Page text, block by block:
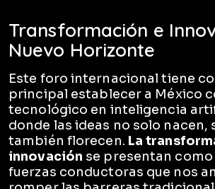
Transformación e
Nuevo Horizonte
Este foro internacional tiene
principal establecer a México
tecnológico en inteligencia
donde las ideas no solo nacen,
también florecen. La
innovación se presentan como
fuerzas conductoras que nos